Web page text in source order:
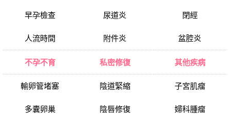
早孕檢查
人流時間
尿道炎
附件炎
閉經
盆腔炎
不孕不育
輸卵管堵塞
多囊卵巢
私密修復
陰道緊縮
陰唇修復
其他疾病
子宮肌瘤
婦科腫瘤